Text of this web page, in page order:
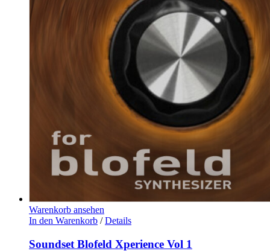
Warenkorb ansehen
In den Warenkorb / Details
Soundset Blofeld Xperience Vol 1